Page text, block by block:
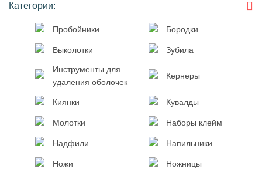
Категории:
Пробойники Бородки
Выколотки Зубила
Инструменты для
удаления оболочек
Кернеры
Киянки Кувалды
Молотки Наборы клейм
Надфили Напильники
Ножи Ножницы